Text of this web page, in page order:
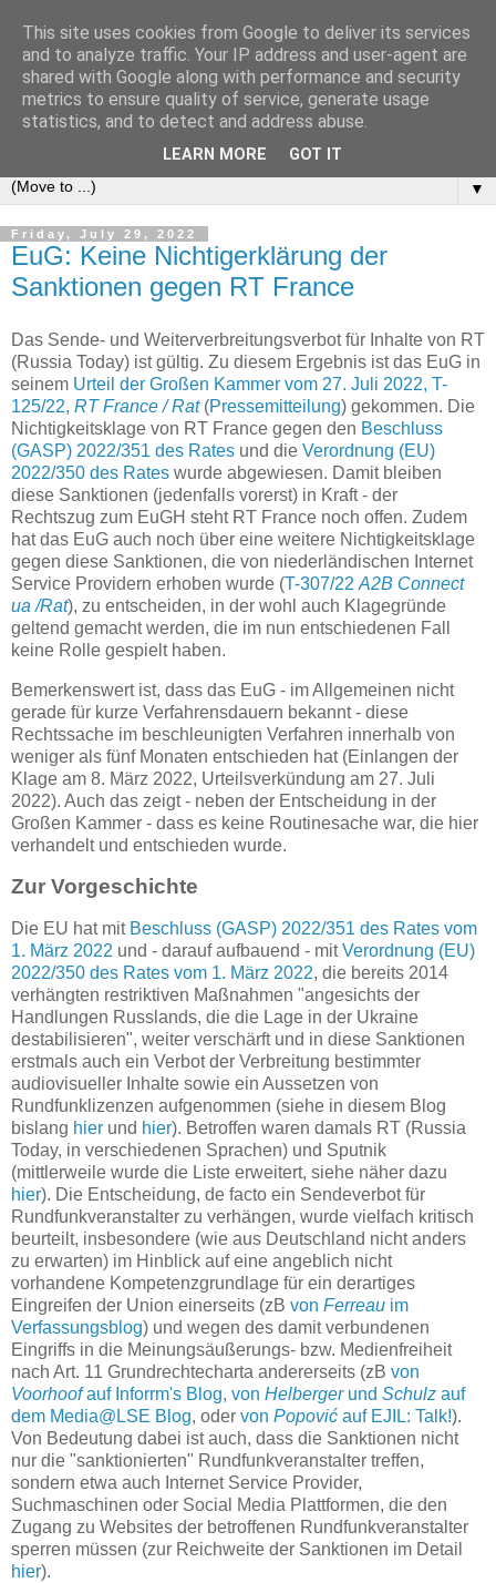
e-comm
Blog zum österreichischen und europäischen Recht der
elektronischen Kommunikationsnetze und -dienste
▼
Friday, July 29, 2022
EuG: Keine Nichtigerklärung der
Sanktionen gegen RT France
Das Sende- und Weiterverbreitungsverbot für Inhalte von RT
(Russia Today) ist gültig. Zu diesem Ergebnis ist das EuG in
seinem Urteil der Großen Kammer vom 27. Juli 2022, T-
125/22, RT France / Rat(Pressemitteilung) gekommen. Die
Nichtigkeitsklage von RT France gegen den Beschluss
(GASP) 2022/351 des Rates und die Verordnung (EU)
2022/350 des Rates wurde abgewiesen. Damit bleiben
diese Sanktionen (jedenfalls vorerst) in Kraft - der
Rechtszug zum EuGH steht RT France noch offen. Zudem
hat das EuG auch noch über eine weitere Nichtigkeitsklage
gegen diese Sanktionen, die von niederländischen Internet
Service Providern erhoben wurde (T-307/22 A2B Connect
ua /Rat), zu entscheiden, in der wohl auch Klagegründe
geltend gemacht werden, die im nun entschiedenen Fall
keine Rolle gespielt haben.
Bemerkenswert ist, dass das EuG - im Allgemeinen nicht
gerade für kurze Verfahrensdauern bekannt - diese
Rechtssache im beschleunigten Verfahren innerhalb von
weniger als fünf Monaten entschieden hat (Einlangen der
Klage am 8. März 2022, Urteilsverkündung am 27. Juli
2022). Auch das zeigt - neben der Entscheidung in der
Großen Kammer - dass es keine Routinesache war, die hier
verhandelt und entschieden wurde.
Zur Vorgeschichte
Die EU hat mit Beschluss (GASP) 2022/351 des Rates vom
1. März 2022 und - darauf aufbauend - mitVerordnung (EU)
2022/350 des Rates vom 1. März 2022, die bereits 2014
verhängten restriktiven Maßnahmen "angesichts der
Handlungen Russlands, die die Lage in der Ukraine
destabilisieren", weiter verschärft und in diese Sanktionen
erstmals auch ein Verbot der Verbreitung bestimmter
audiovisueller Inhalte sowie ein Aussetzen von
Rundfunklizenzen aufgenommen (siehe in diesem Blog
bislang hier und hier). Betroffen waren damals RT (Russia
Today, in verschiedenen Sprachen) und Sputnik
(mittlerweile wurde die Liste erweitert, siehe näher dazu
hier). Die Entscheidung, de facto ein Sendeverbot für
Rundfunkveranstalter zu verhängen, wurde vielfach kritisch
beurteilt, insbesondere (wie aus Deutschland nicht anders
zu erwarten) im Hinblick auf eine angeblich nicht
vorhandene Kompetenzgrundlage für ein derartiges
Eingreifen der Union einerseits (zB von Ferreau im
Verfassungsblog) und wegen des damit verbundenen
Eingriffs in die Meinungsäußerungs- bzw. Medienfreiheit
nach Art. 11 Grundrechtecharta andererseits (zB von
Voorhoofauf Inforrm's Blog, von Helbergerund Schulz auf
dem Media@LSE Blog, oder von Popović auf EJIL: Talk!).
Von Bedeutung dabei ist auch, dass die Sanktionen nicht
nur die "sanktionierten" Rundfunkveranstalter treffen,
sondern etwa auch Internet Service Provider,
Suchmaschinen oder Social Media Plattformen, die den
Zugang zu Websites der betroffenen Rundfunkveranstalter
sperren müssen (zur Reichweite der Sanktionen im Detail
hier).
This site uses cookies from Google to deliver its services
and to analyze traffic. Your IP address and user-agent are
shared with Google along with performance and security
metrics to ensure quality of service, generate usage
statistics, and to detect and address abuse.
LEARN MORE GOT IT